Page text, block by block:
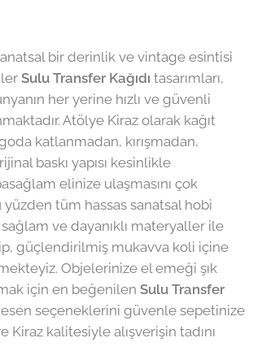
sanatsal bir derinlik ve vintage esintisi
Sulu Transfer Kağıdı tasarımları,
her yerine hızlı ve güvenli
Atölye Kiraz olarak kağıt
katlanmadan, kırışmadan,
baskı yapısı kesinlikle
elinize ulaşmasını çok
tüm hassas sanatsal hobi
ve dayanıklı materyaller ile
güçlendirilmiş mukavva koli içine
Objelerinize el emeği şık
için en beğenilen Sulu Transfer
seçeneklerini güvenle sepetinize
Kiraz kalitesiyle alışverişin tadını